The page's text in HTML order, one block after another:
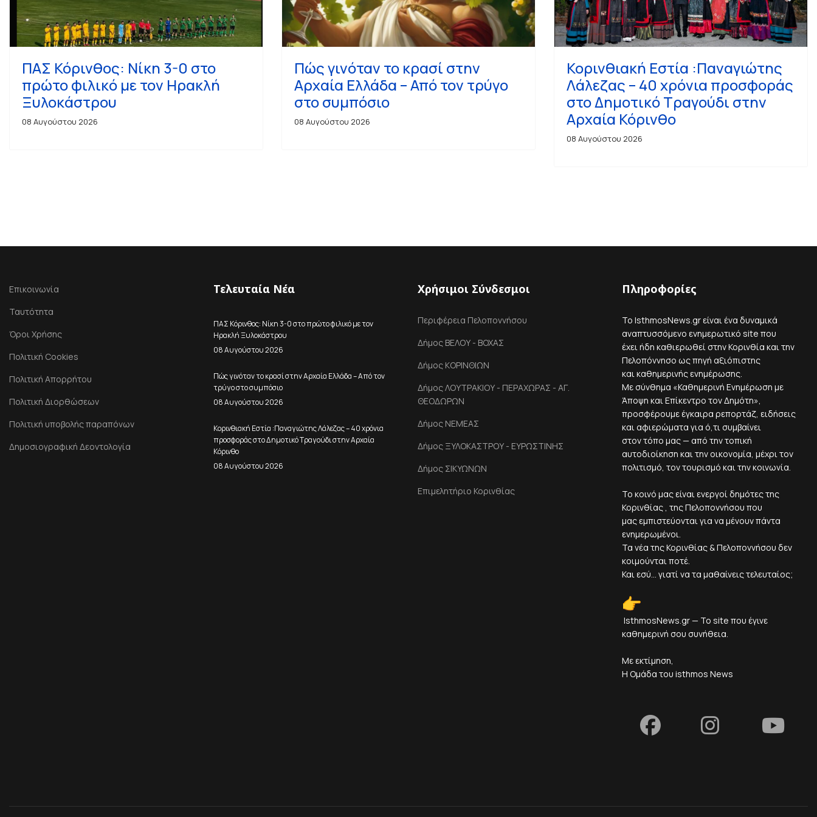
ΠΑΣ Κόρινθος: Νίκη 3-0 στο
πρώτο φιλικό με τον Ηρακλή
Ξυλοκάστρου
08 Αυγούστου 2026
Πώς γινόταν το κρασί στην
Αρχαία Ελλάδα – Από τον τρύγο
στο συμπόσιο
08 Αυγούστου 2026
Κορινθιακή Εστία :Παναγιώτης
Λάλεζας – 40 χρόνια προσφοράς
στο Δημοτικό Τραγούδι στην
Αρχαία Κόρινθο
08 Αυγούστου 2026
Επικοινωνία
Ταυτότητα
Όροι Χρήσης
Πολιτική Cookies
Πολιτική Απορρήτου
Πολιτική Διορθώσεων
Πολιτική υποβολής παραπόνων
Δημοσιογραφική Δεοντολογία
Τελευταία Νέα
ΠΑΣ Κόρινθος: Νίκη 3-0 στο πρώτο φιλικό με τον
Ηρακλή Ξυλοκάστρου
08 Αυγούστου 2026
Πώς γινόταν το κρασί στην Αρχαία Ελλάδα – Από τον
τρύγο στο συμπόσιο
08 Αυγούστου 2026
Κορινθιακή Εστία :Παναγιώτης Λάλεζας – 40 χρόνια
προσφοράς στο Δημοτικό Τραγούδι στην Αρχαία
Κόρινθο
08 Αυγούστου 2026
Χρήσιμοι Σύνδεσμοι
Περιφέρεια Πελοποννήσου
Δήμος ΒΕΛΟΥ - ΒΟΧΑΣ
Δήμος ΚΟΡΙΝΘΙΩΝ
Δήμος ΛΟΥΤΡΑΚΙΟΥ - ΠΕΡΑΧΩΡΑΣ - ΑΓ.
ΘΕΟΔΩΡΩΝ
Δήμος ΝΕΜΕΑΣ
Δήμος ΞΥΛΟΚΑΣΤΡΟΥ - ΕΥΡΩΣΤΙΝΗΣ
Δήμος ΣΙΚΥΩΝΩΝ
Επιμελητήριο Κορινθίας
Πληροφορίες
Το IsthmosNews.gr είναι ένα δυναμικά
αναπτυσσόμενο ενημερωτικό site που
έχει ήδη καθιερωθεί στην Κορινθία και την
Πελοπόννησο ως πηγή αξιόπιστης
και καθημερινής ενημέρωσης.
Με σύνθημα «Καθημερινή Ενημέρωση με
Άποψη και Επίκεντρο τον Δημότη»,
προσφέρουμε έγκαιρα ρεπορτάζ, ειδήσεις
και αφιερώματα για ό,τι συμβαίνει
στον τόπο μας — από την τοπική
αυτοδιοίκηση και την οικονομία, μέχρι τον
πολιτισμό, τον τουρισμό και την κοινωνία.
Το κοινό μας είναι ενεργοί δημότες της
Κορινθίας , της Πελοποννήσου που
μας εμπιστεύονται για να μένουν πάντα
ενημερωμένοι.
Τα νέα της Κορινθίας & Πελοποννήσου δεν
κοιμούνται ποτέ.
Και εσύ... γιατί να τα μαθαίνεις τελευταίος;
IsthmosNews.gr — Το site που έγινε
καθημερινή σου συνήθεια.
Με εκτίμηση,
Η Ομάδα του isthmos News